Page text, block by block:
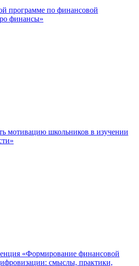
программе по финансовой
финансы»
мотивацию школьников в изучении
«Формирование финансовой
смыслы, практики,